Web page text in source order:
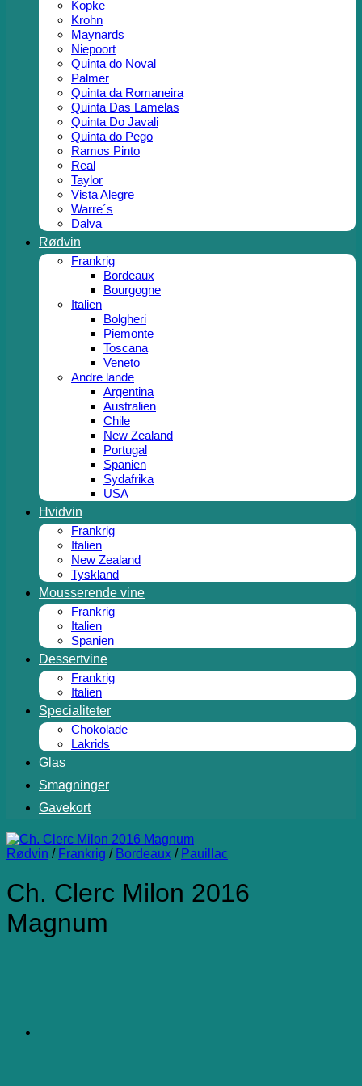
Kopke
Krohn
Maynards
Niepoort
Quinta do Noval
Palmer
Quinta da Romaneira
Quinta Das Lamelas
Quinta Do Javali
Quinta do Pego
Ramos Pinto
Real
Taylor
Vista Alegre
Warre´s
Dalva
Rødvin
Frankrig
Bordeaux
Bourgogne
Italien
Bolgheri
Piemonte
Toscana
Veneto
Andre lande
Argentina
Australien
Chile
New Zealand
Portugal
Spanien
Sydafrika
USA
Hvidvin
Frankrig
Italien
New Zealand
Tyskland
Mousserende vine
Frankrig
Italien
Spanien
Dessertvine
Frankrig
Italien
Specialiteter
Chokolade
Lakrids
Glas
Smagninger
Gavekort
Rødvin / Frankrig / Bordeaux / Pauillac
Ch. Clerc Milon 2016
Magnum